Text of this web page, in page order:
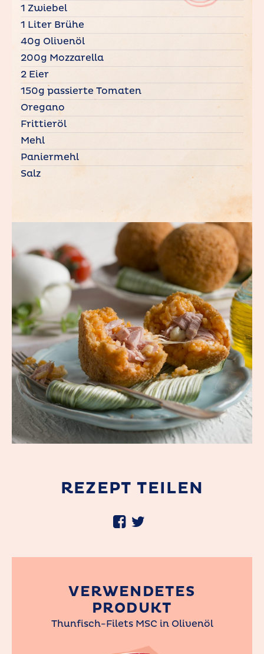
1 Zwiebel
1 Liter Brühe
40g Olivenöl
200g Mozzarella
2 Eier
150g passierte Tomaten
Oregano
Frittieröl
Mehl
Paniermehl
Salz
REZEPT TEILEN
VERWENDETES
PRODUKT
Thunfisch-Filets MSC in Olivenöl